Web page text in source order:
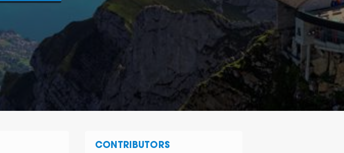
CONTRIBUTORS